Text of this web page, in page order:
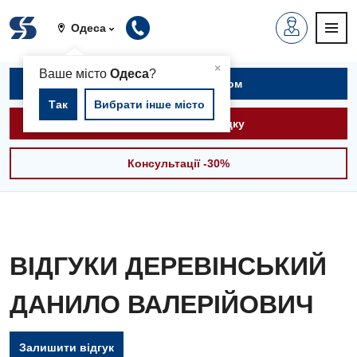
Одеса
×
Ваше містоОдеса?
Так Вибрати інше місто
Записатися на прийом
Викликати швидку
Консультації -30%
ВІДГУКИ ДЕРЕВІНСЬКИЙ
ДАНИЛО ВАЛЕРІЙОВИЧ
Залишити відгук